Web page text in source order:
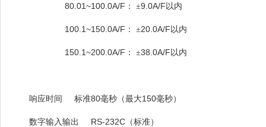
80.01~100.0A/F ： ±9.0A/F 以内
100.1~150.0A/F ： ±20.0A/F 以内
150.1~200.0A/F ： ±38.0A/F 以内
响应时间 标准80毫秒（最大150毫秒）
数字输入输出 RS-232C （标准）